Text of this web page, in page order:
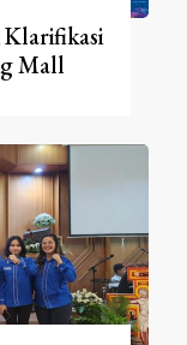
Klarifikasi
Mall